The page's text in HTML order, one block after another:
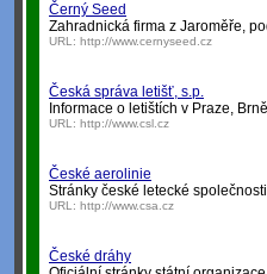
Černý Seed
Zahradnická firma z Jaroměře,
URL: http://www.cernyseed.cz
Česká správa letišť, s.p.
Informace o letištích v Praze,
URL: http://www.csl.cz
České aerolinie
Stránky české letecké
URL: http://www.csa.cz
České dráhy